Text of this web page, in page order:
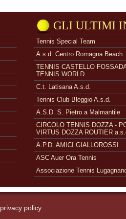
GLI ULTIMI
Tennis Special Team
A.s.d. Centro Romagna Beach
TENNIS CASTELLO
TENNIS WORLD
C.t. Latisana A.s.d.
Tennis Club Bleggio A.s.d.
A.S.D. S. Pietro a Malmantile
CIRCOLO TENNIS DOZZA -
VIRTUS DOZZA ROUTIER
A.P.D. AMICI GIALLOROSSI
ASC Auer Ora Tennis
Associazione Tennis
privacy policy